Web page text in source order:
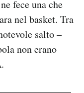
fece una che
nel basket. Tra
salto –
non erano